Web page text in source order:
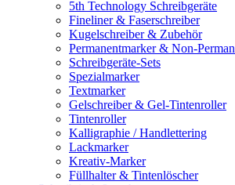
5th Technology Schreibgeräte
Fineliner & Faserschreiber
Kugelschreiber & Zubehör
Permanentmarker & Non-
Schreibgeräte-Sets
Spezialmarker
Textmarker
Gelschreiber & Gel-Tintenroller
Tintenroller
Kalligraphie / Handlettering
Lackmarker
Kreativ-Marker
Füllhalter & Tintenlöscher